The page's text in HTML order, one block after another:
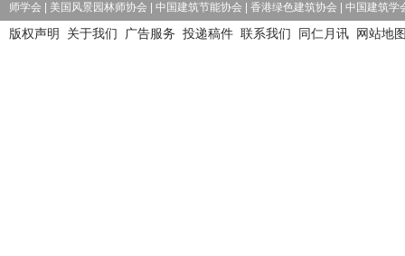
师学会 美国风景园林师协会 中国建筑节能协会 香港绿色建筑协会 中国建筑学
版权声明 关于我们 广告服务 投递稿件 联系我们 同仁月讯 网站地